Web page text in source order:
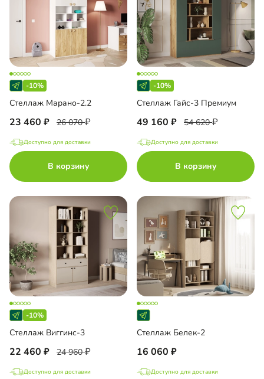
-10%
Стеллаж Марано-2.2
23 460 26 070
Доступно для доставки
В корзину
-10%
Стеллаж Гайс-3 Премиум
49 160 54 620
Доступно для доставки
В корзину
-10%
Стеллаж Виггинс-3
22 460 24 960
Доступно для доставки
Стеллаж Белек-2
16 060
Доступно для доставки